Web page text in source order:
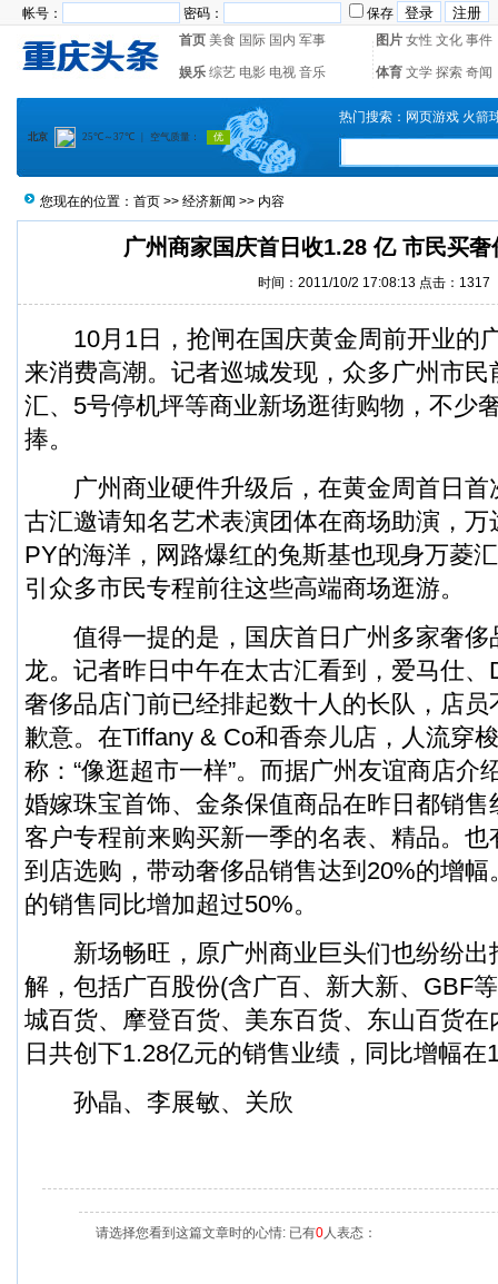
帐号： 密码：
保存
首页 美食 国际 国内 军事 图片 女性 文化 事件
娱乐 综艺 电影 电视 音乐 体育 文学 探索 奇闻
热门搜索： 网页游戏 火箭
您现在的位置： 首页 >> 经济新闻 >> 内容
广州商家国庆首日收1.28 亿 市民买
时间：2011/10/2 17:08:13 点击：1317
10月1日，抢闸在国庆黄金周前开业的
来消费高潮。记者巡城发现，众多广州市
汇、5号停机坪等商业新场逛街购物，不少
捧。
广州商业硬件升级后，在黄金周首日首
古汇邀请知名艺术表演团体在商场助演，
PY的海洋，网路爆红的兔斯基也现身万
引众多市民专程前往这些高端商场逛游。
值得一提的是，国庆首日广州多家奢侈
龙。记者昨日中午在太古汇看到，爱马仕、
奢侈品店门前已经排起数十人的长队，店
歉意。在Tiffany & Co和香奈儿店，人流穿
称：“像逛超市一样”。而据广州友谊商店介
婚嫁珠宝首饰、金条保值商品在昨日都销
客户专程前来购买新一季的名表、精品。
到店选购，带动奢侈品销售达到20%的增
的销售同比增加超过50%。
新场畅旺，原广州商业巨头们也纷纷出
解，包括广百股份(含广百、新大新、GBF
城百货、摩登百货、美东百货、东山百货
日共创下1.28亿元的销售业绩，同比增幅在
孙晶、李展敏、关欣
请选择您看到这篇文章时的心情: 已有0人表态：